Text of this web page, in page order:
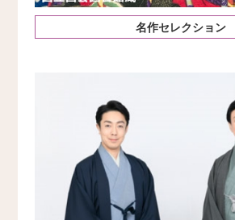
名作セレクション